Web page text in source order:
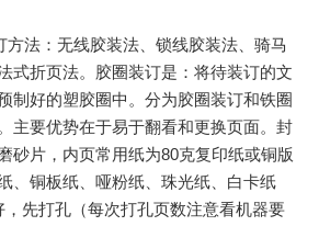
方法：无线胶装法、锁线胶装法、骑马
式折页法。胶圈装订是：将待装订的文
制好的塑胶圈中。分为胶圈装订和铁圈
主要优势在于易于翻看和更换页面。封
砂片，内页常用纸为80克复印纸或铜版
、铜板纸、哑粉纸、珠光纸、白卡纸
先打孔（每次打孔页数注意看机器要